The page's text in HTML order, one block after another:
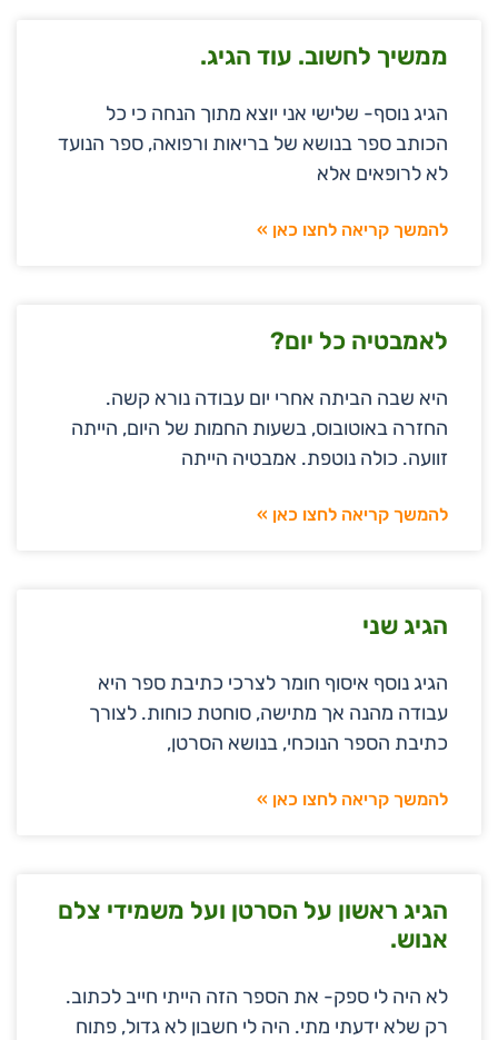
ממשיך לחשוב. עוד הגיג.
הגיג נוסף- שלישי אני יוצא מתוך הנחה כי כל
הכותב ספר בנושא של בריאות ורפואה, ספר הנועד
לא לרופאים אלא
להמשך קריאה לחצו כאן »
לאמבטיה כל יום?
היא שבה הביתה אחרי יום עבודה נורא קשה.
החזרה באוטובוס, בשעות החמות של היום, הייתה
זוועה. כולה נוטפת. אמבטיה הייתה
להמשך קריאה לחצו כאן »
הגיג שני
הגיג נוסף איסוף חומר לצרכי כתיבת ספר היא
עבודה מהנה אך מתישה, סוחטת כוחות. לצורך
כתיבת הספר הנוכחי, בנושא הסרטן,
להמשך קריאה לחצו כאן »
הגיג ראשון על הסרטן ועל משמידי צלם
אנוש.
לא היה לי ספק- את הספר הזה הייתי חייב לכתוב.
רק שלא ידעתי מתי. היה לי חשבון לא גדול, פתוח